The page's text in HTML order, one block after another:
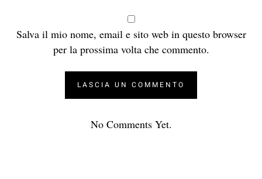
Salva il mio nome, email e sito web in questo browser
per la prossima volta che commento.
No Comments Yet.